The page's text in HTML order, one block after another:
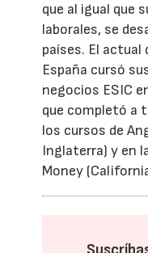
que al igual que
laborales, se
países. El actual
España cursó
negocios ESIC
que completó a
los cursos de
Inglaterra) y en
Money